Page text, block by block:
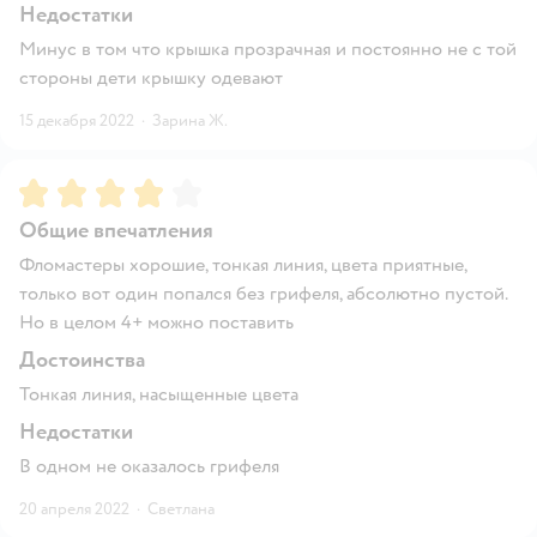
Недостатки
Минус в том что крышка прозрачная и постоянно не с той
стороны дети крышку одевают
15 декабря 2022 · Зарина Ж.
Рейтинг:4
Общие впечатления
Фломастеры хорошие, тонкая линия, цвета приятные,
только вот один попался без грифеля, абсолютно пустой.
Но в целом 4+ можно поставить
Достоинства
Тонкая линия, насыщенные цвета
Недостатки
В одном не оказалось грифеля
20 апреля 2022 · Светлана